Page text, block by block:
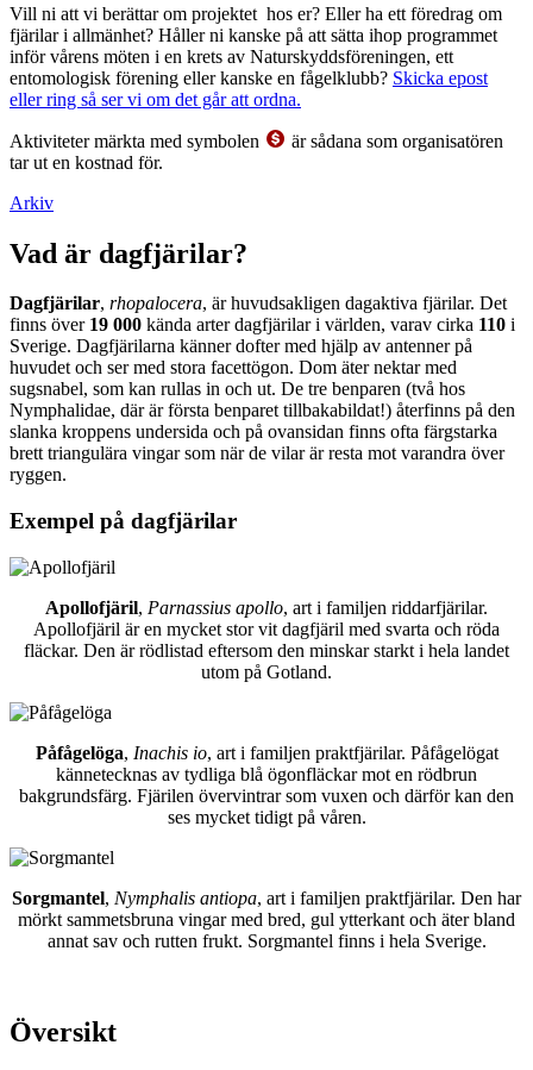
Vill ni att vi berättar om projektet hos er? Eller ha ett föredrag om
fjärilar i allmänhet? Håller ni kanske på att sätta ihop programmet
inför vårens möten i en krets av Naturskyddsföreningen, ett
entomologisk förening eller kanske en fågelklubb? Skicka epost
eller ring så ser vi om det går att ordna.
Aktiviteter märkta med symbolen
är sådana som organisatören
tar ut en kostnad för.
Arkiv
Vad är dagfjärilar?
Dagfjärilar, rhopalocera, är huvudsakligen dagaktiva fjärilar. Det
finns över 19 000 kända arter dagfjärilar i världen, varav cirka 110 i
Sverige. Dagfjärilarna känner dofter med hjälp av antenner på
huvudet och ser med stora facettögon. Dom äter nektar med
sugsnabel, som kan rullas in och ut. De tre benparen (två hos
Nymphalidae, där är första benparet tillbakabildat!) återfinns på den
slanka kroppens undersida och på ovansidan finns ofta färgstarka
brett triangulära vingar som när de vilar är resta mot varandra över
ryggen.
Exempel på dagfjärilar
Apollofjäril, Parnassius apollo, art i familjen riddarfjärilar.
Apollofjäril är en mycket stor vit dagfjäril med svarta och röda
fläckar. Den är rödlistad eftersom den minskar starkt i hela landet
utom på Gotland.
Påfågelöga, Inachis io, art i familjen praktfjärilar. Påfågelögat
kännetecknas av tydliga blå ögonfläckar mot en rödbrun
bakgrundsfärg. Fjärilen övervintrar som vuxen och därför kan den
ses mycket tidigt på våren.
Sorgmantel, Nymphalis antiopa, art i familjen praktfjärilar. Den har
mörkt sammetsbruna vingar med bred, gul ytterkant och äter bland
annat sav och rutten frukt. Sorgmantel finns i hela Sverige.
Översikt